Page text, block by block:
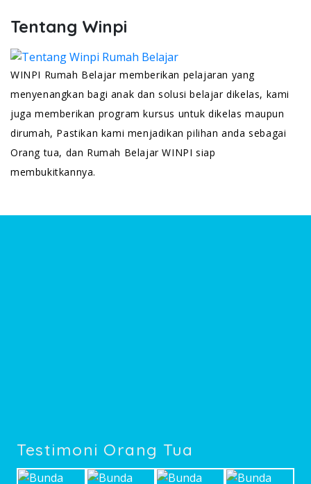
Tentang Winpi
WINPI Rumah Belajar memberikan pelajaran yang
menyenangkan bagi anak dan solusi belajar dikelas, kami
juga memberikan program kursus untuk dikelas maupun
dirumah, Pastikan kami menjadikan pilihan anda sebagai
Orang tua, dan Rumah Belajar WINPI siap
membukitkannya.
Testimoni Orang Tua